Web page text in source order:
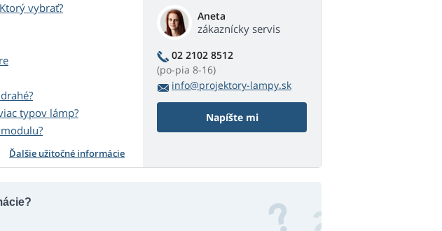
vybrať?
typov lámp?
Ďalšie užitočné informácie
Aneta
zákaznícky servis
02 2102 8512
(po-pia 8-16)
info@projektory-lampy.sk
Napíšte mi